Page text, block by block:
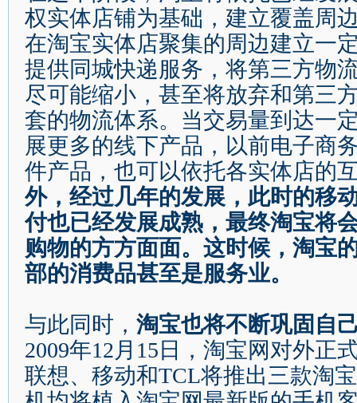
权实体店铺为基础，建立覆盖周
在淘宝实体店聚集的周边建立一
提供同城快递服务，将第三方物
尽可能缩小，甚至将放弃和第三
套的物流体系。当交易量到达一
展更多的线下产品，以前电子商
件产品，也可以依托各实体店的
外，经过几年的发展，此时的移
付也已经发展成熟，最终淘宝将
购物的方方面面。这时候，淘宝
部的消费品甚至是服务业。
与此同时， 淘宝也将不断巩固自
2009年12月 15 日
，淘宝网对外正
联想、移动和TCL将推出三款淘